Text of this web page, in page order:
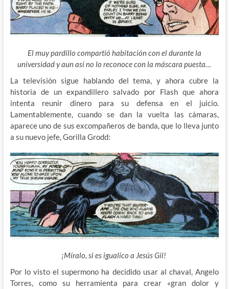
El muy pardillo compartió habitación con el durante la
universidad y aun así no lo reconoce con la máscara puesta…
La televisión sigue hablando del tema, y ahora cubre la
historia de un expandillero salvado por Flash que ahora
intenta reunir dinero para su defensa en el juicio.
Lamentablemente, cuando se dan la vuelta las cámaras,
aparece uno de sus excompañeros de banda, que lo lleva junto
a su nuevo jefe, Gorilla Grodd:
¡Míralo, si es igualico a Jesús Gil!
Por lo visto el supermono ha decidido usar al chaval, Angelo
Torres, como su herramienta para crear «gran dolor y